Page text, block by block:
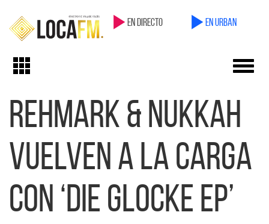
en directo en Urban
Toggle
Rehmark & Nukkah
vuelven a la carga
con ‘Die Glocke EP’